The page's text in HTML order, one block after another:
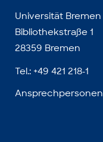
Universität Bremen
Bibliothekstraße 1
28359 Bremen
Tel.: +49 421 218-1
Ansprechpersonen